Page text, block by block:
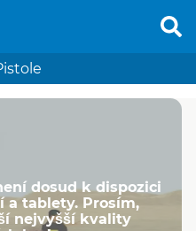
dosud k dispozici
a tablety. Prosím,
nejvyšší kvality